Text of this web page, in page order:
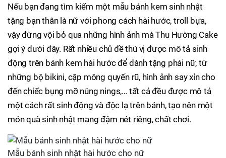
Nếu bạn đang tìm kiếm một mẫu bánh kem sinh nhật
tặng bạn thân là nữ với phong cách hài hước, troll bựa,
vậy đừng vội bỏ qua những hình ảnh mà Thu Hường Cake
gợi ý dưới đây. Rất nhiều chủ đề thú vị được mô tả sinh
động trên bánh kem hài hước để dành tặng phái nữ, từ
những bộ bikini, cặp mông quyến rũ, hình ảnh say xỉn cho
đến chiếc bụng mỡ núng nings,… tất cả đều được mô tả
một cách rất sinh động và độc lạ trên bánh, tạo nên một
món quà sinh nhật mang đậm nét riêng, chất chơi.
Mẫu bánh sinh nhật hài hước cho nữ